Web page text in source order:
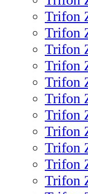
Trifon
Trifon
Trifon
Trifon
Trifon
Trifon
Trifon
Trifon
Trifon
Trifon
Trifon